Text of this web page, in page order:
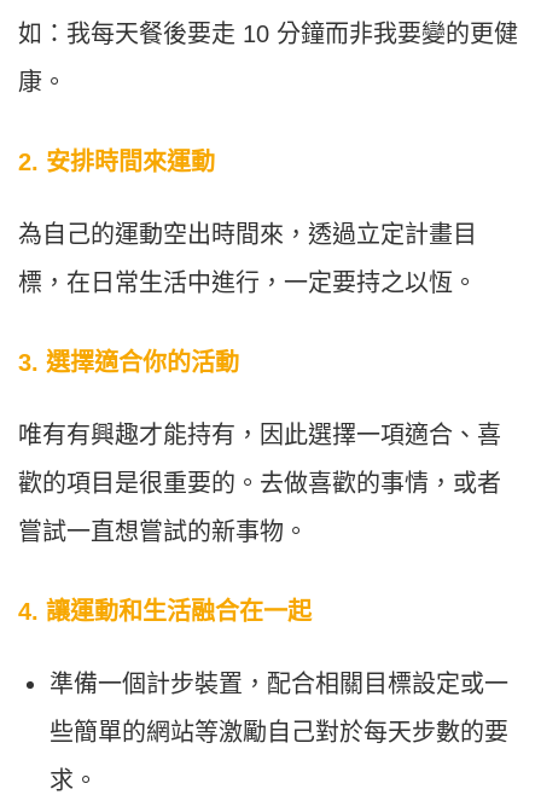
如：我每天餐後要走 10 分鐘而非我要變的更健
康。
2. 安排時間來運動
為自己的運動空出時間來，透過立定計畫目
標，在日常生活中進行，一定要持之以恆。
3. 選擇適合你的活動
唯有有興趣才能持有，因此選擇一項適合、喜
歡的項目是很重要的。去做喜歡的事情，或者
嘗試一直想嘗試的新事物。
4. 讓運動和生活融合在一起
準備一個計步裝置，配合相關目標設定或一
些簡單的網站等激勵自己對於每天步數的要
求。